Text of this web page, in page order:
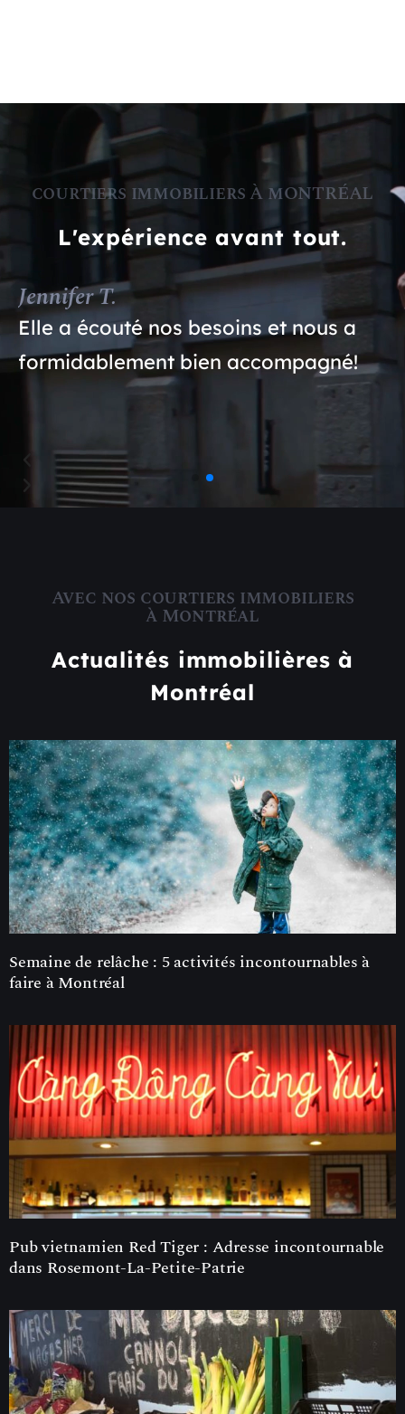
courtiers immobiliers À mONTRÉAL
L'expérience avant tout.
Jennifer T.
Elle a écouté nos besoins et nous a
formidablement bien accompagné!
Avec nos courtiers immobiliers
à Montréal
Actualités immobilières à
Montréal
Semaine de relâche : 5 activités incontournables à
faire à Montréal
Pub vietnamien Red Tiger : Adresse incontournable
dans Rosemont-La-Petite-Patrie